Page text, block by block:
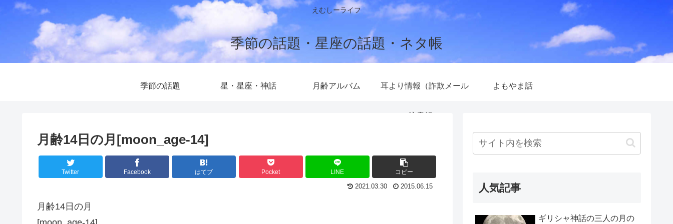
えむしーライフ
季節の話題・星座の話題・ネタ帳
季節の話題 星・星座・神話 月齢アルバム 耳より情報（詐欺メール
注意報）
よもやま話
月齢14日の月[moon_age-14]
Twitter Facebook はてブ Pocket LINE コピー
2021.03.30 2015.06.15
月齢14日の月
人気記事
ギリシャ神話の三人の月の